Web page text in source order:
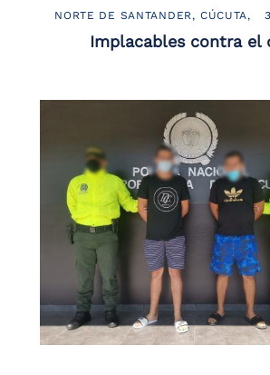
NORTE DE SANTANDER CÚCUTA
Implacables contra el